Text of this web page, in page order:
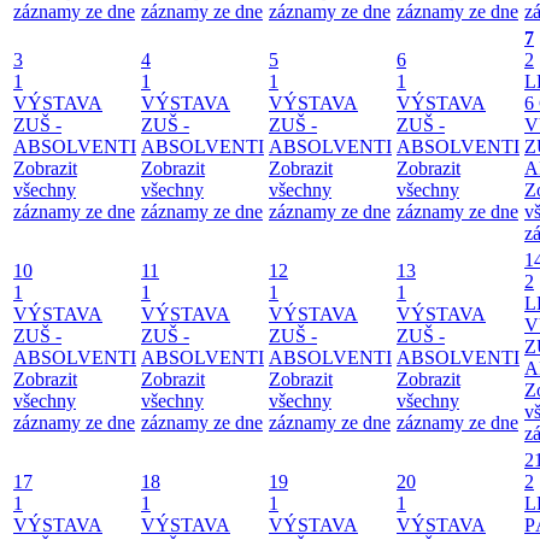
záznamy ze dne záznamy ze dne záznamy ze dne záznamy ze dne
3
1
VÝSTAVA
ZUŠ -
ABSOLVENTI
Zobrazit
všechny
záznamy ze dne
4
1
VÝSTAVA
ZUŠ -
ABSOLVENTI
Zobrazit
všechny
záznamy ze dne
5
1
VÝSTAVA
ZUŠ -
ABSOLVENTI
Zobrazit
všechny
záznamy ze dne
6
1
VÝSTAVA
ZUŠ -
ABSOLVENTI
Zobrazit
všechny
záznamy ze dne
7
2
6
10
1
VÝSTAVA
ZUŠ -
ABSOLVENTI
Zobrazit
všechny
záznamy ze dne
11
1
VÝSTAVA
ZUŠ -
ABSOLVENTI
Zobrazit
všechny
záznamy ze dne
12
1
VÝSTAVA
ZUŠ -
ABSOLVENTI
Zobrazit
všechny
záznamy ze dne
13
1
VÝSTAVA
ZUŠ -
ABSOLVENTI
Zobrazit
všechny
záznamy ze dne
2
17
1
VÝSTAVA
18
1
VÝSTAVA
19
1
VÝSTAVA
20
1
VÝSTAVA
2